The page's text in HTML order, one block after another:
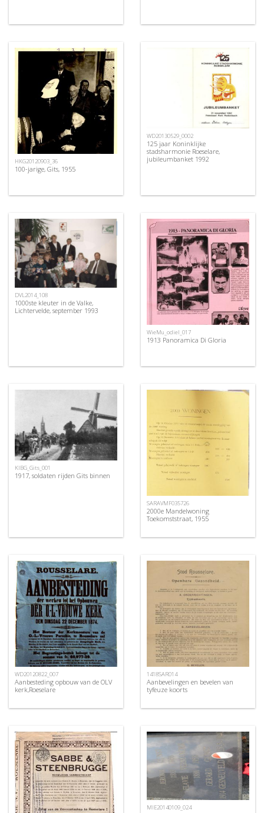
HKG20120903_36
100-jarige, Gits, 1955
WD20130529_0002
125 jaar Koninklijke
stadsharmonie Roeselare,
jubileumbanket 1992
DVL2014_108
1000ste kleuter in de Valke,
Lichtervelde, september 1993
WieMu_odiel_017
1913 Panoramica Di Gloria
KIBG_Gits_001
1917, soldaten rijden Gits binnen
SARAVMF035726
2000e Mandelwoning
Toekomststraat, 1955
WD20120822_007
Aanbesteding opbouw van de OLV
kerk,Roeselare
1418SAR014
Aanbevelingen en bevelen van
tyfeuze koorts
MIE20140109_024